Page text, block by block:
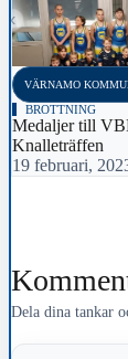
‹
VÄRNAMO
BROTTNING
Medaljer till
Knalleträffen
19 februari,
Dela dina tankar